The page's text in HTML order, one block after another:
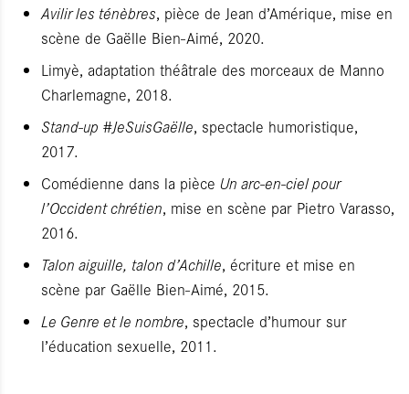
Avilir les ténèbres, pièce de Jean d’Amérique, mise en
scène de Gaëlle Bien-Aimé, 2020.
Limyè, adaptation théâtrale des morceaux de Manno
Charlemagne, 2018.
Stand-up #JeSuisGaëlle, spectacle humoristique,
2017.
Comédienne dans la pièce Un arc-en-ciel pour
l’Occident chrétien, mise en scène par Pietro Varasso,
2016.
Talon aiguille, talon d’Achille, écriture et mise en
scène par Gaëlle Bien-Aimé, 2015.
Le Genre et le nombre, spectacle d’humour sur
l’éducation sexuelle, 2011.